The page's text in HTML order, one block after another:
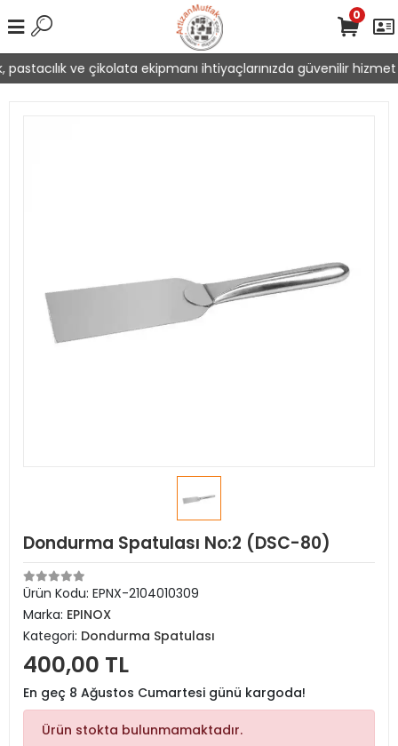
ve çikolata ekipmanı ihtiyaçlarınızda güvenilir hizmet
0
Dondurma Spatulası No:2 (DSC-80)
Ürün Kodu: EPNX-2104010309
Marka: EPINOX
Kategori: Dondurma Spatulası
400,00 TL
En geç 8 Ağustos Cumartesi günü kargoda!
Ürün stokta bulunmamaktadır.